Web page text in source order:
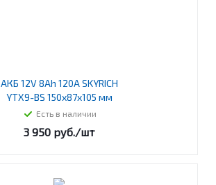
АКБ 12V 8Ah 120A SKYRICH
YTX9-BS 150x87x105 мм
Есть в наличии
3 950 руб./шт